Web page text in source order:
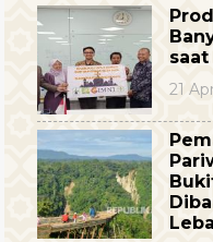
saat
21